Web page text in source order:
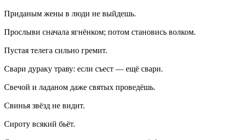
Приданым жены в люди не выйдешь.
Прослыви сначала ягнёнком; потом становись волком.
Пустая телега сильно гремит.
Свари дураку траву: если съест — ещё свари.
Свечой и ладаном даже святых проведёшь.
Свинья звёзд не видит.
Сироту всякий бьёт.